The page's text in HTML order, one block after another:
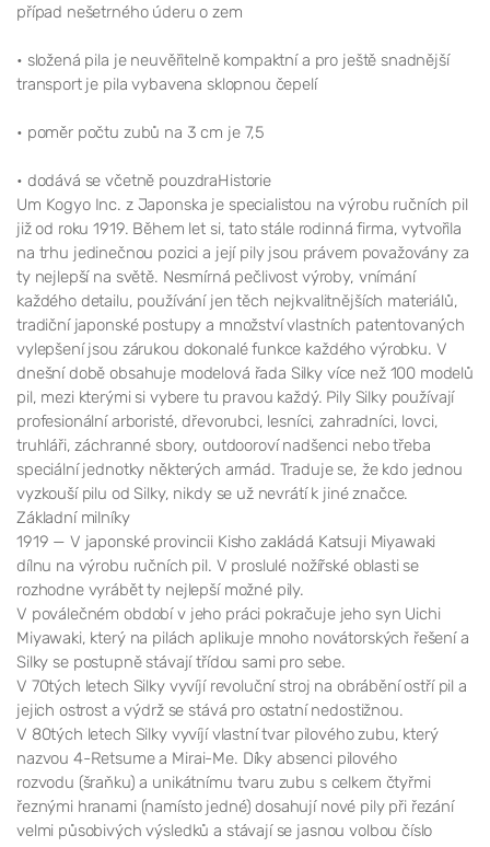
případ nešetrného úderu o zem
• složená pila je neuvěřitelně kompaktní a pro ještě snadnější
transport je pila vybavena sklopnou čepelí
• poměr počtu zubů na 3 cm je 7,5
• dodává se včetně pouzdraHistorie
Um Kogyo Inc. z Japonska je specialistou na výrobu ručních pil
již od roku 1919. Během let si, tato stále rodinná firma, vytvořila
na trhu jedinečnou pozici a její pily jsou právem považovány za
ty nejlepší na světě. Nesmírná pečlivost výroby, vnímání
každého detailu, používání jen těch nejkvalitnějších materiálů,
tradiční japonské postupy a množství vlastních patentovaných
vylepšení jsou zárukou dokonalé funkce každého výrobku. V
dnešní době obsahuje modelová řada Silky více než 100 modelů
pil, mezi kterými si vybere tu pravou každý. Pily Silky používají
profesionální arboristé, dřevorubci, lesníci, zahradníci, lovci,
truhláři, záchranné sbory, outdooroví nadšenci nebo třeba
speciální jednotky některých armád. Traduje se, že kdo jednou
vyzkouší pilu od Silky, nikdy se už nevrátí k jiné značce.
Základní milníky
1919 — V japonské provincii Kisho zakládá Katsuji Miyawaki
dílnu na výrobu ručních pil. V proslulé nožířské oblasti se
rozhodne vyrábět ty nejlepší možné pily.
V poválečném období v jeho práci pokračuje jeho syn Uichi
Miyawaki, který na pilách aplikuje mnoho novátorských řešení a
Silky se postupně stávají třídou sami pro sebe.
V 70tých letech Silky vyvíjí revoluční stroj na obrábění ostří pil a
jejich ostrost a výdrž se stává pro ostatní nedostižnou.
V 80tých letech Silky vyvíjí vlastní tvar pilového zubu, který
nazvou 4-Retsume a Mirai-Me. Díky absenci pilového
rozvodu (šraňku) a unikátnímu tvaru zubu s celkem čtyřmi
řeznými hranami (namísto jedné) dosahují nové pily při řezání
velmi působivých výsledků a stávají se jasnou volbou číslo